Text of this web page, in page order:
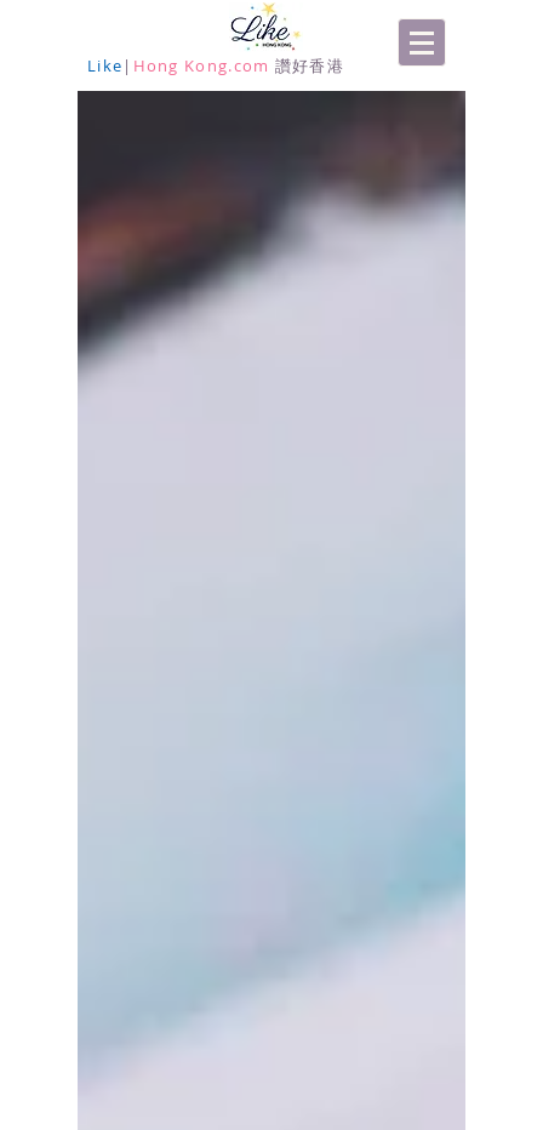
Like | Hong Kong.com 讚好香港